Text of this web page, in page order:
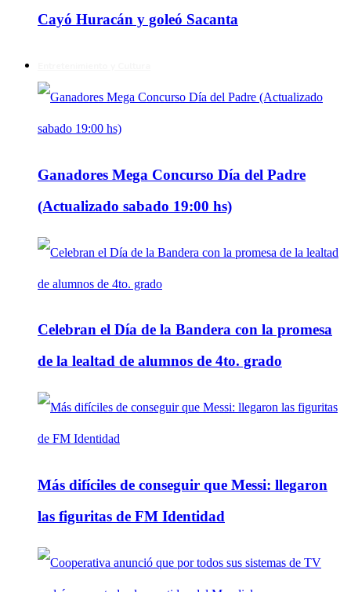
Cayó Huracán y goleó Sacanta
Ganadores Mega Concurso Día del Padre
(Actualizado sabado 19:00 hs)
Celebran el Día de la Bandera con la promesa
de la lealtad de alumnos de 4to. grado
Más difíciles de conseguir que Messi: llegaron
las figuritas de FM Identidad